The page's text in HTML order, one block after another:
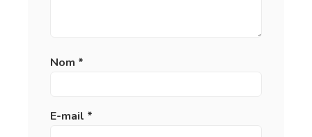
Nom *
E-mail *